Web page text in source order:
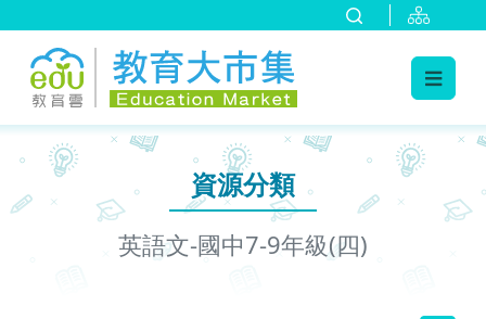
資源分類
英語文-國中7-9年級(四)